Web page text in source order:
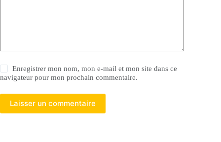
Enregistrer mon nom, mon e-mail et mon site dans ce
navigateur pour mon prochain commentaire.
Laisser un commentaire